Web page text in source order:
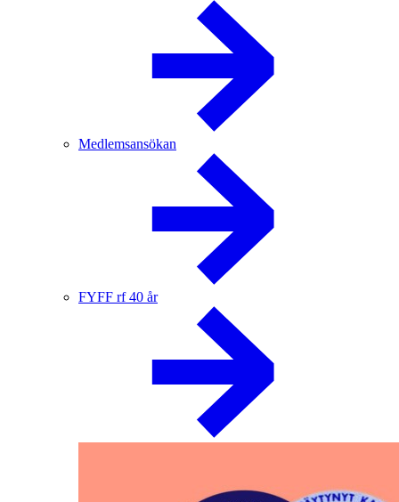
Medlemsansökan
FYFF rf 40 år